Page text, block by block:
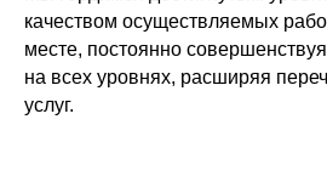
качеством осуществляемых
месте, постоянно
на всех уровнях, расширяя
услуг.